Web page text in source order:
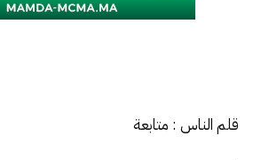
قلم الناس : متابعة